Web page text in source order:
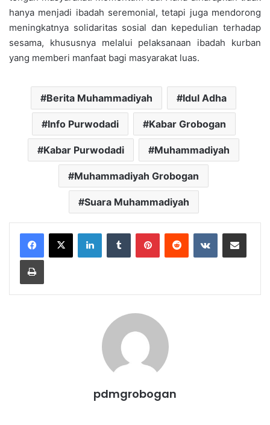
hanya menjadi ibadah seremonial, tetapi juga mendorong
meningkatnya solidaritas sosial dan kepedulian terhadap
sesama, khususnya melalui pelaksanaan ibadah kurban
yang memberi manfaat bagi masyarakat luas.
Berita Muhammadiyah Idul Adha
Info Purwodadi Kabar Grobogan
Kabar Purwodadi Muhammadiyah
Muhammadiyah Grobogan
Suara Muhammadiyah
LinkedInTumblr PinterestReddit VKontakteShare via Email
Print
pdmgrobogan